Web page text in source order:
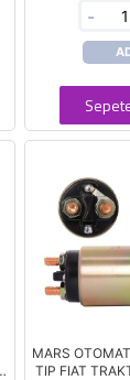
-
MARS
TIP FIAT